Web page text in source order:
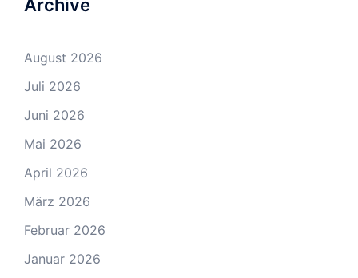
Archive
August 2026
Juli 2026
Juni 2026
Mai 2026
April 2026
März 2026
Februar 2026
Januar 2026